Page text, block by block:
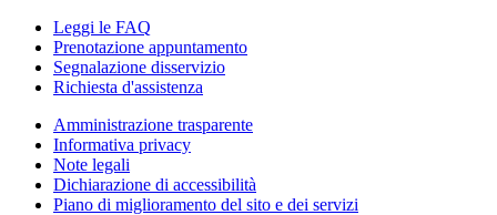
Leggi le FAQ
Prenotazione appuntamento
Segnalazione disservizio
Richiesta d'assistenza
Amministrazione trasparente
Informativa privacy
Note legali
Dichiarazione di accessibilità
Piano di miglioramento del sito e dei servizi